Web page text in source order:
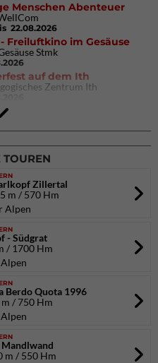
Menschen Abenteuer
22.08.2026
Freiluftkino im Gesäuse
Stmk
auf dem Ith
Zentrum Ith
2026
München Süd (Thalkirchen)
TOUREN
Zillertal
m / 570 Hm
Alpen
- Südgrat
/ 1700 Hm
Berdo Quota 1996
/ 750 Hm
m / 550 Hm